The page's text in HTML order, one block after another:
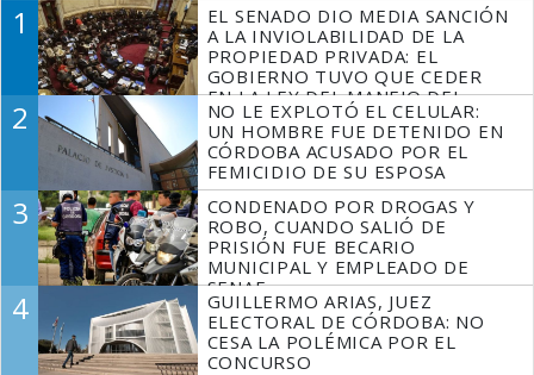
1
EL SENADO DIO MEDIA SANCIÓN
A LA INVIOLABILIDAD DE LA
PROPIEDAD PRIVADA: EL
GOBIERNO TUVO QUE CEDER
EN LA LEY DEL MANEJO DEL
FUEGO
2
NO LE EXPLOTÓ EL CELULAR:
UN HOMBRE FUE DETENIDO EN
CÓRDOBA ACUSADO POR EL
FEMICIDIO DE SU ESPOSA
3
CONDENADO POR DROGAS Y
ROBO, CUANDO SALIÓ DE
PRISIÓN FUE BECARIO
MUNICIPAL Y EMPLEADO DE
SENAF
4
GUILLERMO ARIAS, JUEZ
ELECTORAL DE CÓRDOBA: NO
CESA LA POLÉMICA POR EL
CONCURSO